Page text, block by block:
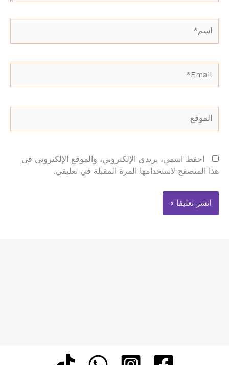
احفظ اسمي، بريدي الإلكتروني، والموقع الإلكتروني في
هذا المتصفح لاستخدامها المرة المقبلة في تعليقي.